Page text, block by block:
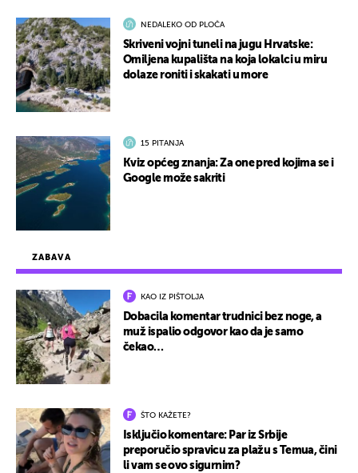
ZABAVA
KAO IZ PIŠTOLJA
Dobacila komentar trudnici bez noge, a
muž ispalio odgovor kao da je samo
čekao…
ŠTO KAŽETE?
Isključio komentare: Par iz Srbije
preporučio spravicu za plažu s Temua, čini
li vam se ovo sigurnim?
NEDALEKO OD PLOČA
Skriveni vojni tuneli na jugu Hrvatske:
Omiljena kupališta na koja lokalci u miru
dolaze roniti i skakati u more
15 PITANJA
Kviz općeg znanja: Za one pred kojima se i
Google može sakriti